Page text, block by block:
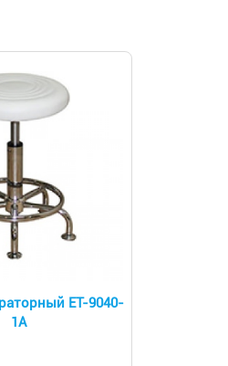
ET-9040-
1A